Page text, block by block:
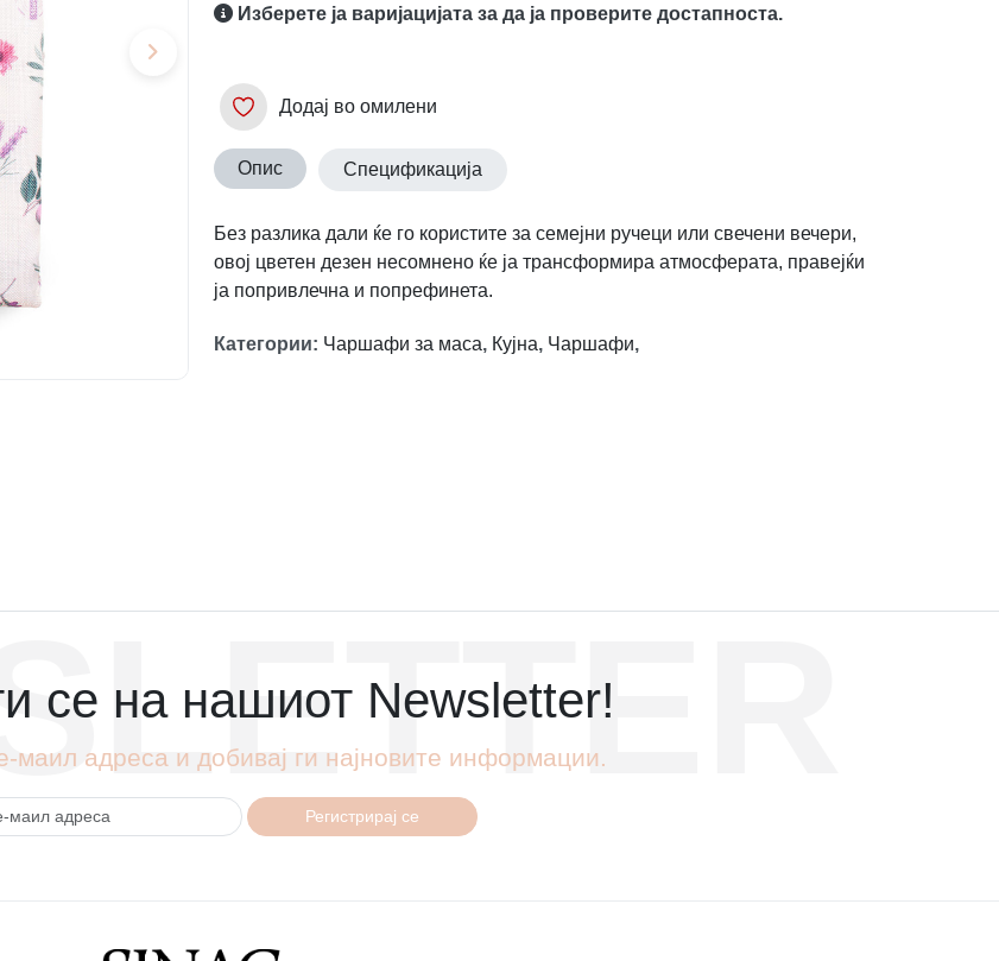
Изберете ја варијацијата за да ја проверите достапноста.
Додај во омилени
Опис Спецификација
Без разлика дали ќе го користите за семејни ручеци или свечени вечери,
овој цветен дезен несомнено ќе ја трансформира атмосферата, правејќи
ја попривлечна и попрефинета.
Категории: Чаршафи за маса, Кујна, Чаршафи,
се на нашиот Newsletter!
маил адреса и добивај ги најновите информации.
Регистрирај се